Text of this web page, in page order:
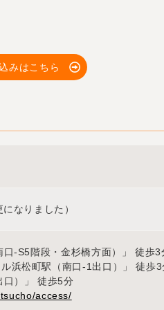
みはこちら
なりました）
-S5階段・金杉橋方面）」 徒歩3
浜松町駅（南口-1出口）」 徒歩3
口）」 徒歩5分
access/